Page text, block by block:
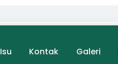
Isu Kontak Galeri